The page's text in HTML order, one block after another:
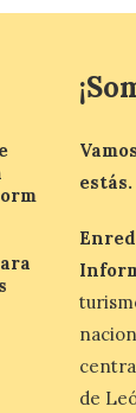
estás.
de